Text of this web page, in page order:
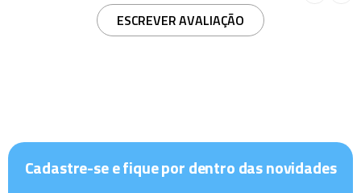
ESCREVER AVALIAÇÃO
Cadastre-se e fique por dentro das novidades